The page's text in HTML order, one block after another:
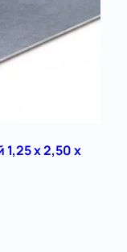
х 2,50 х